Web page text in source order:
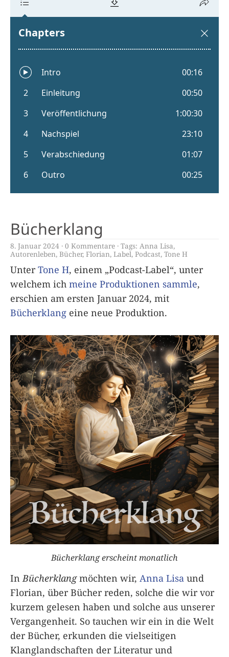
Bücherklang
8. Januar 2024 0 Kommentare Tags: Anna Lisa,
Autorenleben, Bücher, Florian, Label, Podcast, Tone H
UnterTone H, einem „Podcast-Label“, unter
welchem ich meine Produktionen sammle,
erschien am ersten Januar 2024, mit
Bücherklang eine neue Produktion.
Bücherklang erscheint monatlich
In Bücherklangmöchten wir, Anna Lisa und
Florian, über Bücher reden, solche die wir vor
kurzem gelesen haben und solche aus unserer
Vergangenheit. So tauchen wir ein in die Welt
der Bücher, erkunden die vielseitigen
Klanglandschaften der Literatur und